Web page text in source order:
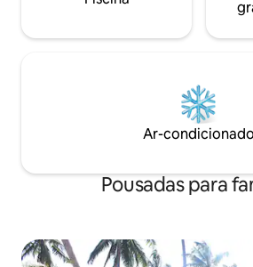
Ar-condicionado
Pousadas para